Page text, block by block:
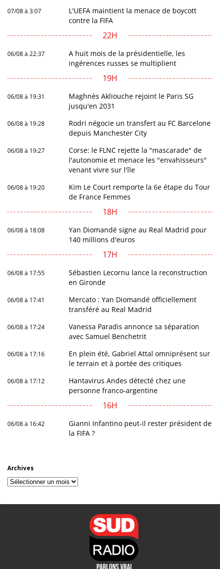
07/08 à 3:07
L'UEFA maintient la menace de boycott
contre la FIFA
22H
06/08 à 22:37
A huit mois de la présidentielle, les
ingérences russes se multiplient
19H
06/08 à 19:31
Maghnès Akliouche rejoint le Paris SG
jusqu'en 2031
06/08 à 19:28
Rodri négocie un transfert au FC Barcelone
depuis Manchester City
06/08 à 19:27
Corse: le FLNC rejette la "mascarade" de
l'autonomie et menace les "envahisseurs"
venant vivre sur l'île
06/08 à 19:20
Kim Le Court remporte la 6e étape du Tour
de France Femmes
18H
06/08 à 18:08
Yan Diomandé signe au Real Madrid pour
140 millions d'euros
17H
06/08 à 17:55
Sébastien Lecornu lance la reconstruction
en Gironde
06/08 à 17:41
Mercato : Yan Diomandé officiellement
transféré au Real Madrid
06/08 à 17:24
Vanessa Paradis annonce sa séparation
avec Samuel Benchetrit
06/08 à 17:16
En plein été, Gabriel Attal omniprésent sur
le terrain et à portée des critiques
06/08 à 17:12
Hantavirus Andes détecté chez une
personne franco-argentine
16H
06/08 à 16:42
Gianni Infantino peut-il rester président de
la FIFA ?
Archives
Archives